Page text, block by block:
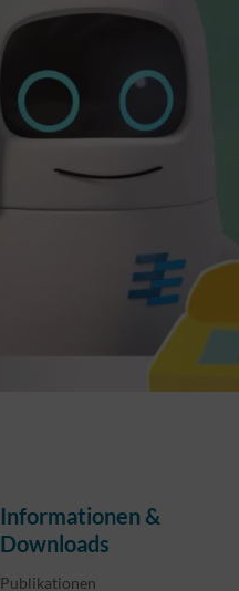
Informationen &
Downloads
Publikationen